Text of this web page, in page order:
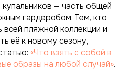
— часть общей
гардеробом. Тем, кто
пляжной коллекции и
её к новому сезону,
«Что взять с собой в
образы на любой случай».